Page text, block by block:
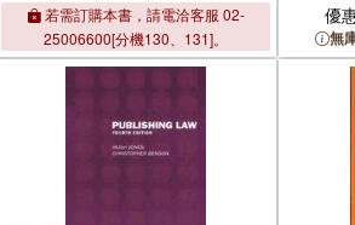
若需訂購本書，請電洽客服 02-
25006600[分機130、131]。
優
無